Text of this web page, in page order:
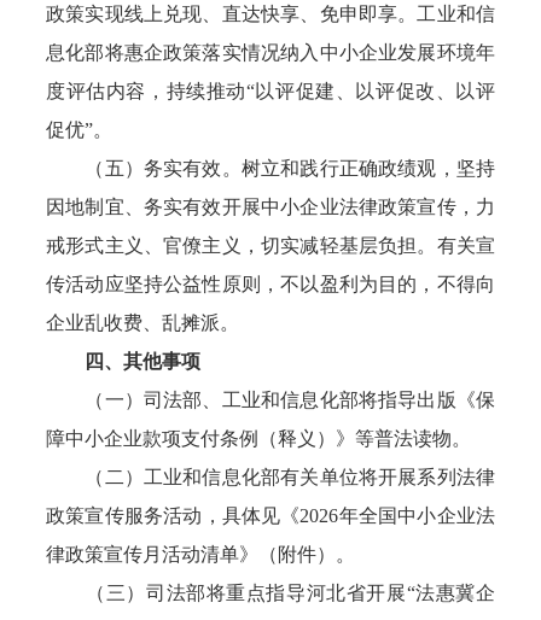
政策实现线上兑现、直达快享、免申即享。工业和信
息化部将惠企政策落实情况纳入中小企业发展环境年
度评估内容，持续推动“以评促建、以评促改、以评
促优”。
（五）务实有效。树立和践行正确政绩观，坚持
因地制宜、务实有效开展中小企业法律政策宣传，力
戒形式主义、官僚主义，切实减轻基层负担。有关宣
传活动应坚持公益性原则，不以盈利为目的，不得向
企业乱收费、乱摊派。
四、其他事项
（一）司法部、工业和信息化部将指导出版《保
障中小企业款项支付条例（释义）》等普法读物。
（二）工业和信息化部有关单位将开展系列法律
政策宣传服务活动，具体见《2026年全国中小企业法
律政策宣传月活动清单》（附件）。
（三）司法部将重点指导河北省开展“法惠冀企